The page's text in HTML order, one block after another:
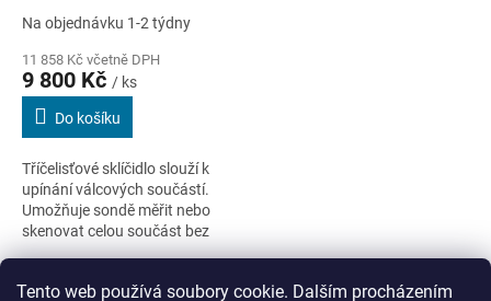
Tento web používá soubory cookie. Dalším procházením
deskami M4 a M6
Na objednávku 1-2 týdny
11 858 Kč včetně DPH
9 800 Kč / ks
Do košíku
Tříčelisťové sklíčidlo slouží k
upínání válcových součástí.
Umožňuje sondě měřit nebo
skenovat celou součást bez
jakýchkoli překážek. Může být
ve...
O
3položek celkem